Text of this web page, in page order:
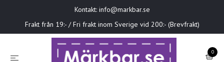
Kontakt: info@markbar.se
Frakt från 19:- / Fri frakt inom Sverige vid 200:- (Brevfrakt)
0